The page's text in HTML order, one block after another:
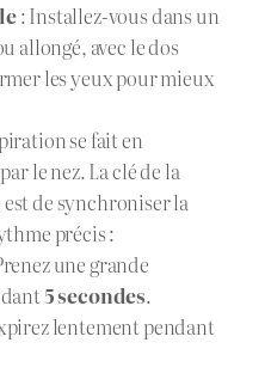
: Installez-vous dans un
allongé, avec le dos
les yeux pour mieux
se fait en
le nez. La clé de la
de synchroniser la
précis :
une grande
5 secondes.
lentement pendant